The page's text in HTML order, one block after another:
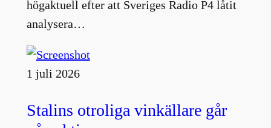
högaktuell efter att Sveriges Radio P4 låtit
analysera…
1 juli 2026
Stalins otroliga vinkällare går